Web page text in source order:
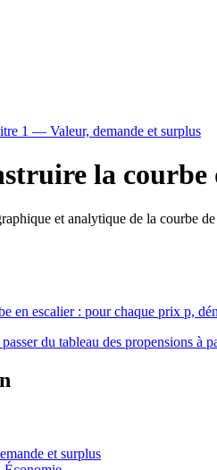
1 — Valeur, demande et surplus
la courbe
et analytique de la courbe
en escalier : pour chaque prix p,
du tableau des propensions à
et surplus